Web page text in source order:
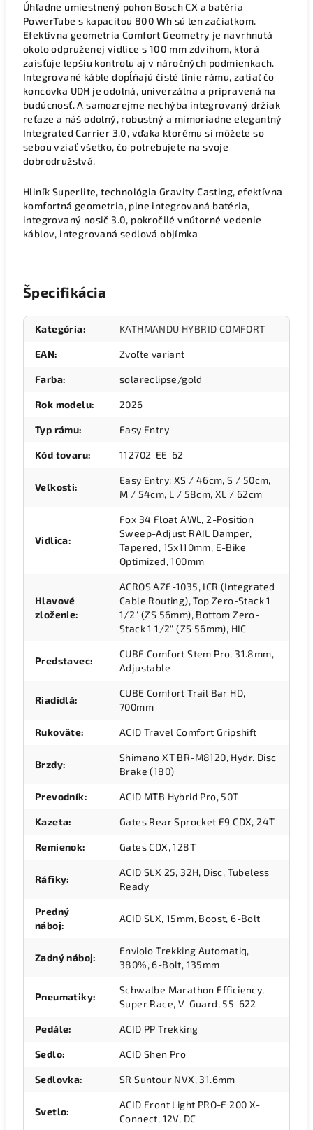
Úhľadne umiestnený pohon Bosch CX a batéria
PowerTube s kapacitou 800 Wh sú len začiatkom.
Efektívna geometria Comfort Geometry je navrhnutá
okolo odpruženej vidlice s 100 mm zdvihom, ktorá
zaisťuje lepšiu kontrolu aj v náročných podmienkach.
Integrované káble dopĺňajú čisté línie rámu, zatiaľ čo
koncovka UDH je odolná, univerzálna a pripravená na
budúcnosť. A samozrejme nechýba integrovaný držiak
reťaze a náš odolný, robustný a mimoriadne elegantný
Integrated Carrier 3.0, vďaka ktorému si môžete so
sebou vziať všetko, čo potrebujete na svoje
dobrodružstvá.
Hliník Superlite, technológia Gravity Casting, efektívna
komfortná geometria, plne integrovaná batéria,
integrovaný nosič 3.0, pokročilé vnútorné vedenie
káblov, integrovaná sedlová objímka
Špecifikácia
Kategória: KATHMANDU HYBRID COMFORT
EAN: Zvoľte variant
Farba: solareclipse/gold
Rok modelu: 2026
Typ rámu: Easy Entry
Kód tovaru: 112702-EE-62
Veľkosti:
Easy Entry: XS / 46cm, S / 50cm,
M / 54cm, L / 58cm, XL / 62cm
Vidlica:
Fox 34 Float AWL, 2-Position
Sweep-Adjust RAIL Damper,
Tapered, 15x110mm, E-Bike
Optimized, 100mm
Hlavové
zloženie:
ACROS AZF-1035, ICR (Integrated
Cable Routing), Top Zero-Stack 1
1/2" (ZS 56mm), Bottom Zero-
Stack 1 1/2" (ZS 56mm), HIC
Predstavec:
CUBE Comfort Stem Pro, 31.8mm,
Adjustable
Riadidlá:
CUBE Comfort Trail Bar HD,
700mm
Rukoväte: ACID Travel Comfort Gripshift
Brzdy:
Shimano XT BR-M8120, Hydr. Disc
Brake (180)
Prevodník: ACID MTB Hybrid Pro, 50T
Kazeta: Gates Rear Sprocket E9 CDX, 24T
Remienok: Gates CDX, 128T
Ráfiky:
ACID SLX 25, 32H, Disc, Tubeless
Ready
Predný
náboj:
ACID SLX, 15mm, Boost, 6-Bolt
Zadný náboj:
Enviolo Trekking Automatiq,
380%, 6-Bolt, 135mm
Pneumatiky:
Schwalbe Marathon Efficiency,
Super Race, V-Guard, 55-622
Pedále: ACID PP Trekking
Sedlo: ACID Shen Pro
Sedlovka: SR Suntour NVX, 31.6mm
Svetlo:
ACID Front Light PRO-E 200 X-
Connect, 12V, DC